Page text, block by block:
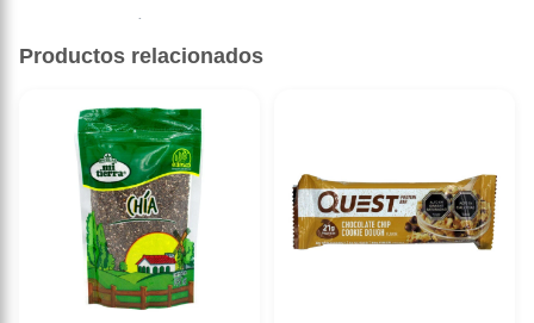
Sin descripción disponible.
Productos relacionados